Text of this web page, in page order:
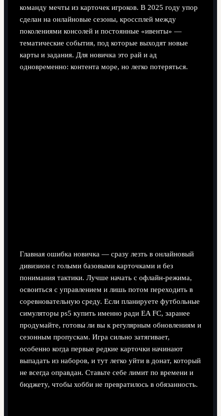
команду мечты из карточек игроков. В 2025 году упор
сделан на онлайновые сезоны, кроссплей между
поколениями консолей и постоянные «ивенты» —
тематические события, под которые выходят новые
карты и задания. Для новичка это рай и ад
одновременно: контента море, но легко потеряться.
Главная ошибка новичка — сразу лезть в онлайновый
дивизион с голыми базовыми карточками и без
понимания тактики. Лучше начать с офлайн-режима,
освоиться с управлением и лишь потом переходить в
соревновательную среду. Если планируете футбольные
симуляторы ps5 купить именно ради EA FC, заранее
продумайте, готовы ли вы к регулярным обновлениям и
сезонным пропускам. Игра сильно затягивает,
особенно когда первые редкие карточки начинают
выпадать из наборов, и тут легко уйти в донат, который
не всегда оправдан. Ставьте себе лимит по времени и
бюджету, чтобы хобби не превратилось в обязанность.